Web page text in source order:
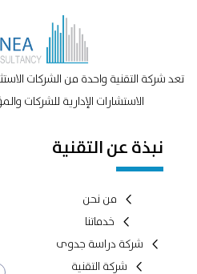
تعد شركة التقنية واحدة من الشركات
الاستشارات الإدارية للشركات
نبذة عن التقنية
من نحن
خدماتنا
شركة دراسة جدوى
شركة التقنية